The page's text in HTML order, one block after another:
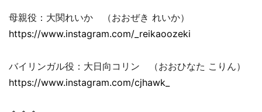
母親役：大関れいか （おおぜき れいか）
https://www.instagram.com/_reikaoozeki
バイリンガル役：大日向コリン （おおひなた こりん）
https://www.instagram.com/cjhawk_